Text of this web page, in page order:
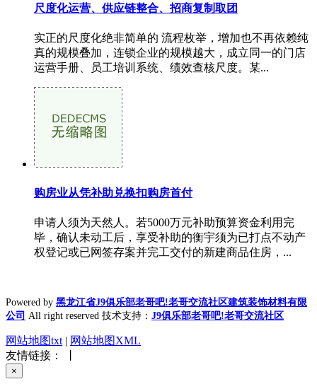
尺度化运营、供应链整合、招商复制取团
实正的尺度化绝非简单的 流程枚举，增加也不再依赖纯
真的规模叠加，连锁企业的规模越大，成立同一的门店
运营手册、员工培训系统、绩效查核尺度。某...
购房业从凭补助兑换扣购房首付
申请人须为天然人。若5000万元补助预算资金利用完
毕，确认未动工后，享受补助的衡宇须为已打点不动产
权登记或已网签存案并完工交付的新建商品住房，...
Powered by 黑龙江省J9俱乐部老哥吧!老哥交流社区建筑装饰材料有限
公司 All right reserved 技术支持： J9俱乐部老哥吧!老哥交流社区
网站地图txt | 网站地图XML
友情链接： 丨
×